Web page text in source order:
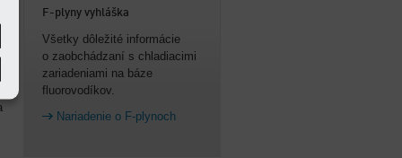
F-plyny vyhláška
Všetky dôležité informácie
o zaobchádzaní s chladiacimi
zariadeniami na báze
fluorovodíkov.
Nariadenie o F-plynoch